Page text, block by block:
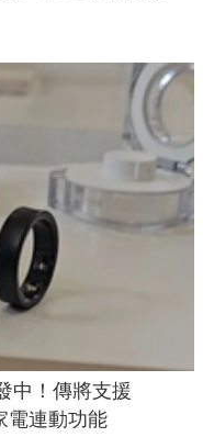
中！傳將支援
電連動功能